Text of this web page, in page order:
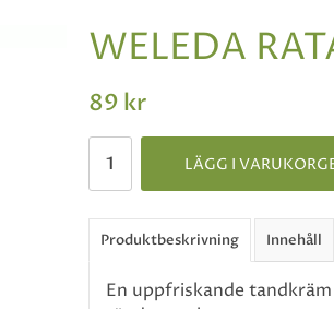
WELEDA
89 kr
LÄGG I
Produktbeskrivning Innehåll
En uppfriskande